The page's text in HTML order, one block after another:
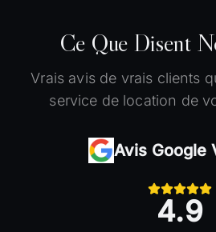
Ce Que Disent
Vrais avis de vrais clients
service de location de
Avis Google
4.9